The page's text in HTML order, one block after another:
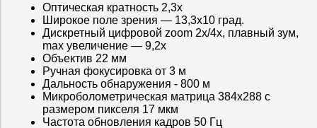
Оптическая кратность 2,3x
Широкое поле зрения — 13,3x10 град.
Дискретный цифровой zoom 2x/4x, плавный зум,
max увеличение — 9,2x
Объектив 22 мм
Ручная фокусировка от 3 м
Дальность обнаружения - 800 м
Микроболометрическая матрица 384x288 с
размером пикселя 17 мкм
Частота обновления кадров 50 Гц